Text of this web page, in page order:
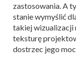
zastosowania. A
stanie wymyślić
takiej wizualizacji
teksturę
dostrzec jego